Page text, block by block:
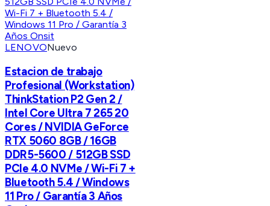
LENOVONuevo
Estacion de trabajo
Profesional (Workstation)
ThinkStation P2 Gen 2 /
Intel Core Ultra 7 265 20
Cores / NVIDIA GeForce
RTX 5060 8GB / 16GB
DDR5-5600 / 512GB SSD
PCIe 4.0 NVMe / Wi-Fi 7 +
Bluetooth 5.4 / Windows
11 Pro / Garantía 3 Años